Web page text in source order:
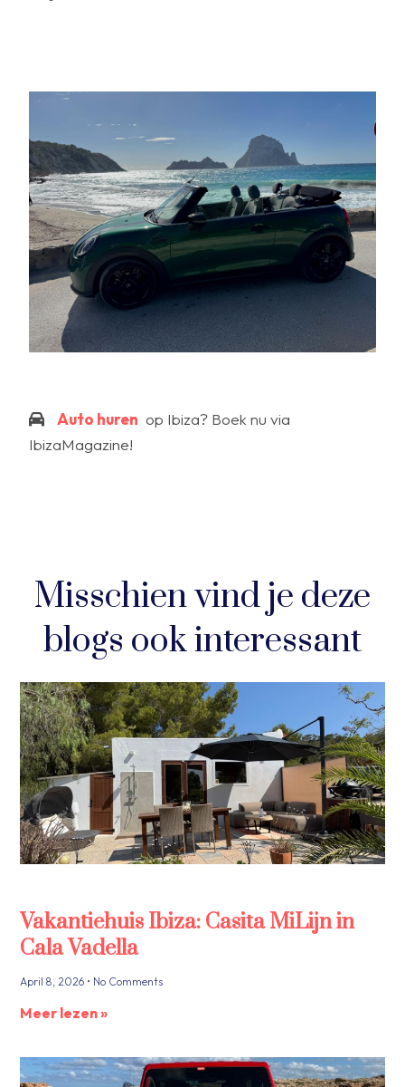
Auto huren op Ibiza? Boek nu via
IbizaMagazine!
Misschien vind je deze
blogs ook interessant
Vakantiehuis Ibiza: Casita MiLijn in
Cala Vadella
April 8, 2026 No Comments
Meer lezen »